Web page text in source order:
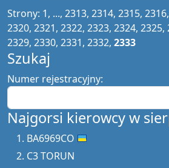
Strony: 1, ..., 2313, 2314, 2315, 2316,
2320, 2321, 2322, 2323, 2324, 2325,
2329, 2330, 2331, 2332, 2333
Szukaj
Numer rejestracyjny:
Najgorsi kierowcy w
BA6969CO
C3 TORUN